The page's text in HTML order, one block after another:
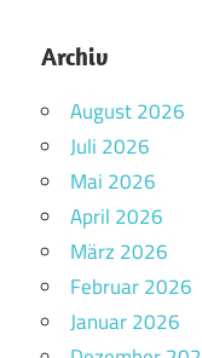
Archiv
August 2026
Juli 2026
Mai 2026
April 2026
März 2026
Februar 2026
Januar 2026